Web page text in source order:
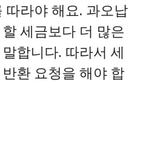
따라야 해요. 과오납
세금보다 더 많은
합니다. 따라서 세
환 요청을 해야 합